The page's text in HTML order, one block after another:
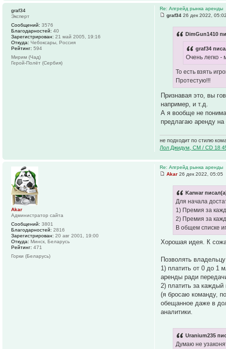
Re: Апгрейд рынка аренды
graf34 26 дек 2022, 05:02
DimGun1410
graf34
Очень легко -
То есть взять
Протестую!!!
Признавая это, вы
например, и т.д.
А я вообще не
предлагаю аренду на
не подходит по стилю
Лол Джидум, CM / CD 18
graf34
Эксперт
Сообщений: 3576
Благодарностей: 40
Зарегистрирован: 21 май 2005, 19:16
Откуда: Чебоксары, Россия
Рейтинг: 594
Мирим (Чад)
Герой-Полёт (Сербия)
Re: Апгрейд рынка аренды
Akar 26 дек 2022, 05:05
Karwar
Для начала
1) Премия за
2) Премия за
В общем списке
Хорошая идея. К
Позволять
1) платить от 0 до 1
аренды ради
2) платить за каждый
(я бросаю команду,
обещанное даже в
аналитики.
Uranium235
Думаю не
Akar
Администратор сайта
Сообщений: 3801
Благодарностей: 2816
Зарегистрирован: 20 авг 2001, 19:00
Откуда: Минск, Беларусь
Рейтинг: 471
Горки (Беларусь)